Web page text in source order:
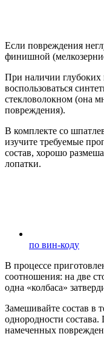
Если повреждения
финишной
При наличии
воспользоваться
стекловолокном (она
повреждения).
В комплекте со
изучите требуемые
состав, хорошо
лопатки.
по вин-коду
В процессе
соотношения: на две
одна «колбаса»
Замешивайте состав в
однородности состава.
намеченных